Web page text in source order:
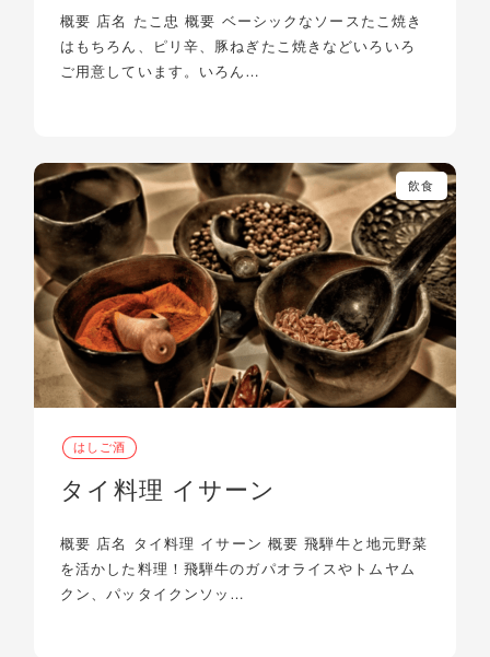
概要 店名 たこ忠 概要 ベーシックなソースたこ焼き
はもちろん、ピリ辛、豚ねぎたこ焼きなどいろいろ
ご用意しています。いろん…
飲食
はしご酒
タイ料理 イサーン
概要 店名 タイ料理 イサーン 概要 飛騨牛と地元野菜
を活かした料理！飛騨牛のガパオライスやトムヤム
クン、パッタイクンソッ…